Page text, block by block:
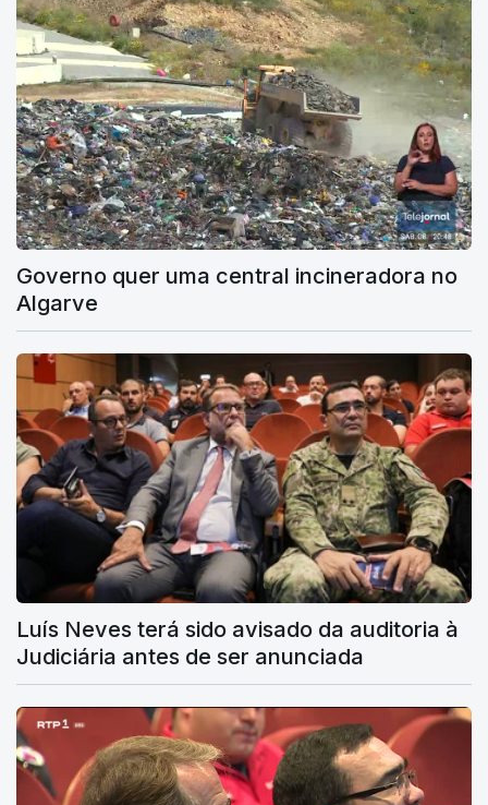
Governo quer uma central incineradora no
Algarve
Luís Neves terá sido avisado da auditoria à
Judiciária antes de ser anunciada